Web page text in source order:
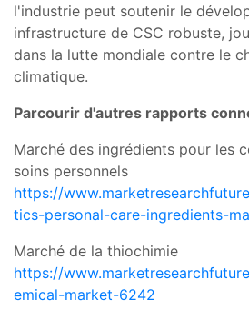
l'industrie peut soutenir le
infrastructure de CSC robuste,
dans la lutte mondiale contre le
climatique.
Parcourir d'autres rapports
Marché des ingrédients pour les
soins personnels
https://
tics-personal-care-ingredients-
Marché de la thiochimie
https://
emical-market-6242